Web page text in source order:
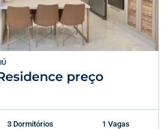
preço
3 Dormitórios 1 Vagas